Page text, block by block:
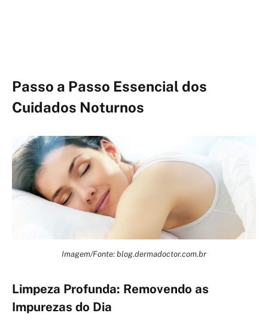
Passo a Passo Essencial dos
Cuidados Noturnos
Imagem/Fonte: blog.dermadoctor.com.br
Limpeza Profunda: Removendo as
Impurezas do Dia